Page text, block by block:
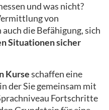
und was nicht?
von
die Befähigung, sich
Situationen sicher
Kurseschaffen eine
der Sie gemeinsam mit
Fortschritte